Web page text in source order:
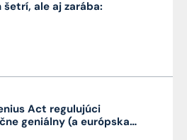
ale aj zarába:
Act regulujúci
geniálny (a európska